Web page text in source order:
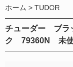
ホーム TUDOR
チューダー ブラ
ク 79360N 未